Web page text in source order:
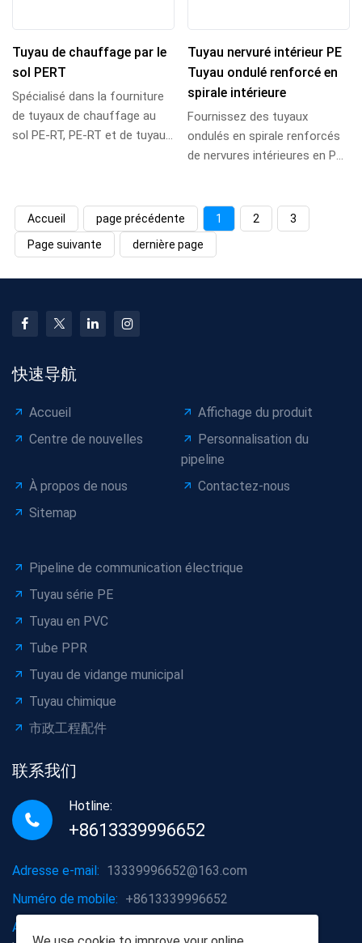
Tuyau de chauffage par le
sol PERT
Spécialisé dans la fourniture
de tuyaux de chauffage au
sol PE-RT, PE-RT et de tuyaux
Tuyau nervuré intérieur PE
Tuyau ondulé renforcé en
spirale intérieure
Fournissez des tuyaux
ondulés en spirale renforcés
de nervures intérieures en PE,
Accueil page précédente 1 2
3
Page suivante
dernière page
快速导航
Accueil
Affichage du produit
Centre de nouvelles
Personnalisation du
pipeline
À propos de nous
Contactez-nous
Sitemap
Pipeline de communication électrique
Tuyau série PE
Tuyau en PVC
Tube PPR
Tuyau de vidange municipal
Tuyau chimique
市政工程配件
联系我们
Hotline:
+8613339996652
Adresse e-mail: 13339996652@163.com
Numéro de mobile: +8613339996652
Adresse de l'entreprise: